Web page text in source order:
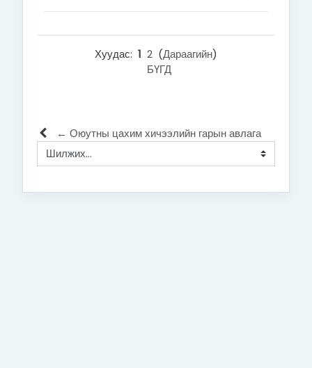
Хуудас: 1 2 (Дараагийн)
БҮГД
← Оюутны цахим хичээлийн гарын авлага
Шилжих...